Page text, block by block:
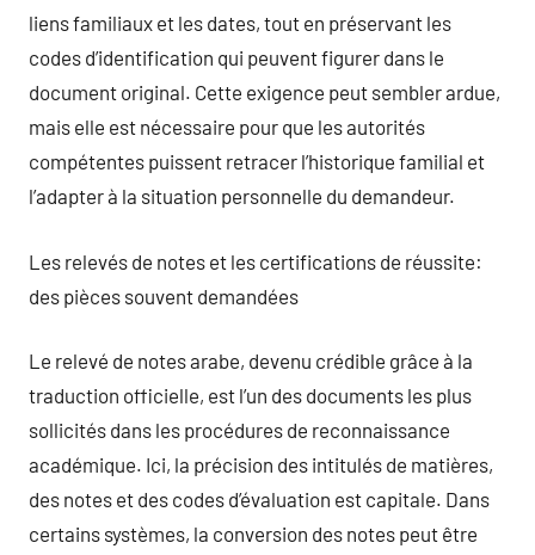
liens familiaux et les dates, tout en préservant les
codes d’identification qui peuvent figurer dans le
document original. Cette exigence peut sembler ardue,
mais elle est nécessaire pour que les autorités
compétentes puissent retracer l’historique familial et
l’adapter à la situation personnelle du demandeur.
Les relevés de notes et les certifications de réussite:
des pièces souvent demandées
Le relevé de notes arabe, devenu crédible grâce à la
traduction officielle, est l’un des documents les plus
sollicités dans les procédures de reconnaissance
académique. Ici, la précision des intitulés de matières,
des notes et des codes d’évaluation est capitale. Dans
certains systèmes, la conversion des notes peut être